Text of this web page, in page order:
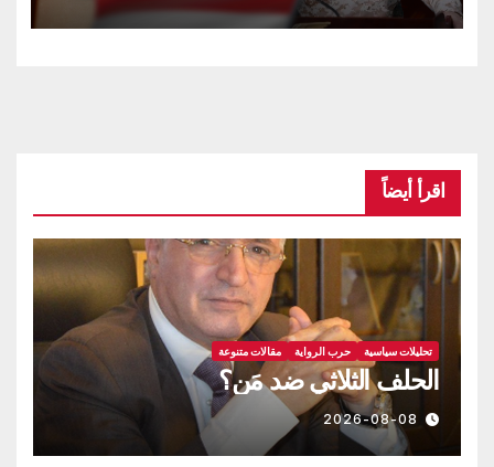
اقرأ أيضاً
تحليلات سياسية حرب الرواية مقالات متنوعة
الحلف الثلاثي ضد مَن؟
2026-08-08